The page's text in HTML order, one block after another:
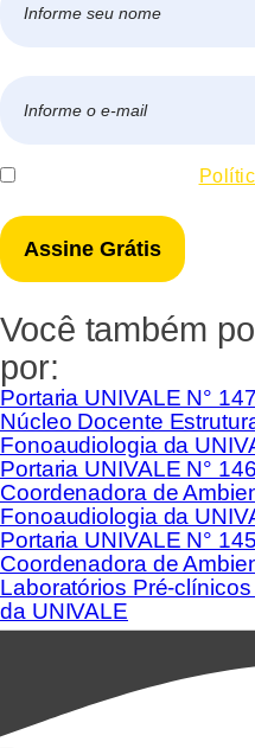
mail
Consentir
Você também
por:
Portaria UNIVALE N°
Núcleo Docente
Fonoaudiologia da
Portaria UNIVALE N°
Coordenadora de
Fonoaudiologia da
Portaria UNIVALE N°
Coordenadora de
Laboratórios Pré-
da UNIVALE